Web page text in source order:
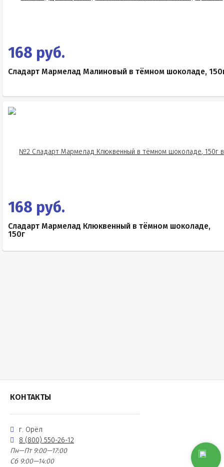
168 руб.
Сладарт Мармелад Малиновый в тёмном шоколаде,
168 руб.
Сладарт Мармелад Клюквенный в тёмном шоколаде,
150г
КОНТАКТЫ
г. Орёл
8 (800) 550-26-12
Пн—Пт 9:00—17:00
Сб 9:00—14:00